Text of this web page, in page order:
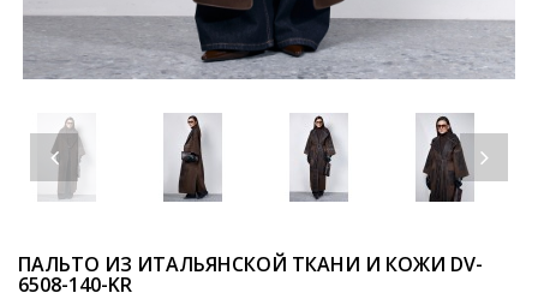
ПАЛЬТО ИЗ ИТАЛЬЯНСКОЙ ТКАНИ И КОЖИ DV-
6508-140-KR